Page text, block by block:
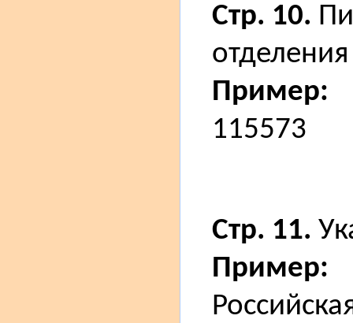
Стр. 10.
отделения
Пример:
115573
Стр. 11.
Пример: